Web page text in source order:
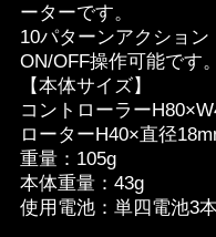
ーターです。
10パターンアクショ
ON/OFF操作可能です。
【本体サイズ】
コントローラー
ローターH40×直径
重量：105g
本体重量：43g
使用電池：単四電池3本